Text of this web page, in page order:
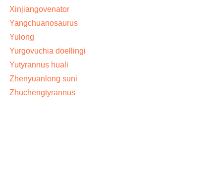
Xinjiangovenator
Yangchuanosaurus
Yulong
Yurgovuchia doellingi
Yutyrannus huali
Zhenyuanlong suni
Zhuchengtyrannus